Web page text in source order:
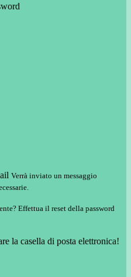
Verrà inviato un messaggio
Effettua il reset della password
la casella di posta elettronica!